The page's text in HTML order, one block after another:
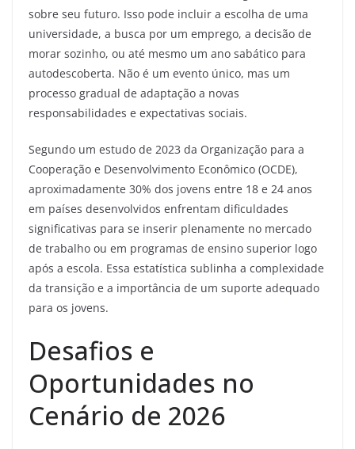
sobre seu futuro. Isso pode incluir a escolha de uma
universidade, a busca por um emprego, a decisão de
morar sozinho, ou até mesmo um ano sabático para
autodescoberta. Não é um evento único, mas um
processo gradual de adaptação a novas
responsabilidades e expectativas sociais.
Segundo um estudo de 2023 da Organização para a
Cooperação e Desenvolvimento Econômico (OCDE),
aproximadamente 30% dos jovens entre 18 e 24 anos
em países desenvolvidos enfrentam dificuldades
significativas para se inserir plenamente no mercado
de trabalho ou em programas de ensino superior logo
após a escola. Essa estatística sublinha a complexidade
da transição e a importância de um suporte adequado
para os jovens.
Desafios e
Oportunidades no
Cenário de 2026